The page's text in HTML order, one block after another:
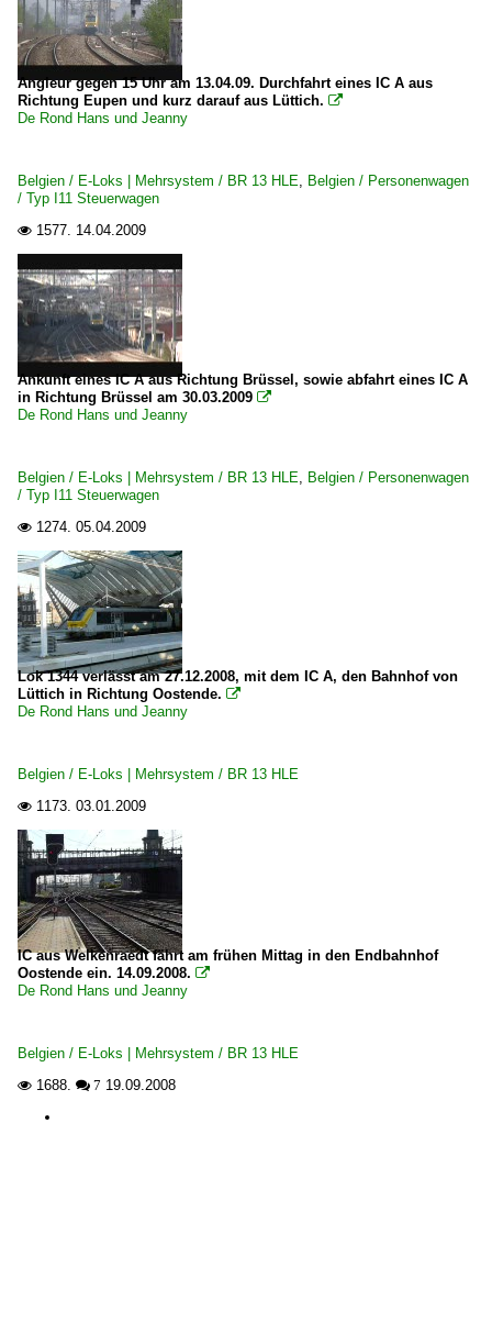
Angleur gegen 15 Uhr am 13.04.09. Durchfahrt eines IC A aus
Richtung Eupen und kurz darauf aus Lüttich. 
De Rond Hans und Jeanny
Belgien / E-Loks | Mehrsystem / BR 13 HLE, Belgien / Personenwagen
/ Typ I11 Steuerwagen
 1577. 14.04.2009
Ankunft eines IC A aus Richtung Brüssel, sowie abfahrt eines IC A
in Richtung Brüssel am 30.03.2009 
De Rond Hans und Jeanny
Belgien / E-Loks | Mehrsystem / BR 13 HLE, Belgien / Personenwagen
/ Typ I11 Steuerwagen
 1274. 05.04.2009
Lok 1344 verlässt am 27.12.2008, mit dem IC A, den Bahnhof von
Lüttich in Richtung Oostende. 
De Rond Hans und Jeanny
Belgien / E-Loks | Mehrsystem / BR 13 HLE
 1173. 03.01.2009
IC aus Welkenraedt fährt am frühen Mittag in den Endbahnhof
Oostende ein. 14.09.2008. 
De Rond Hans und Jeanny
Belgien / E-Loks | Mehrsystem / BR 13 HLE
 1688.  7 19.09.2008